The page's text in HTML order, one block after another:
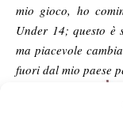
mio gioco, ho
Under 14; questo è
ma piacevole
fuori dal mio paese